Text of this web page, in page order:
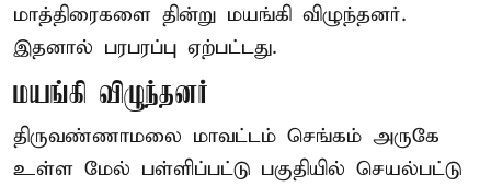
மாத்திரைகளை தின்று மயங்கி விழுந்தனர்.
இதனால் பரபரப்பு ஏற்பட்டது.
மயங்கி விழுந்தனர்
திருவண்ணாமலை மாவட்டம் செங்கம் அருகே
உள்ள மேல் பள்ளிப்பட்டு பகுதியில் செயல்பட்டு